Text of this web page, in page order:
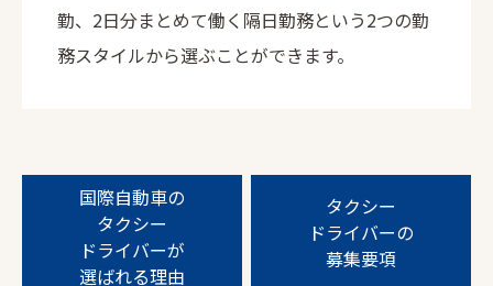
勤、2日分まとめて働く隔日勤務という2つの勤
務スタイルから選ぶことができます。
国際自動車の
タクシー
ドライバーが
選ばれる理由
タクシー
ドライバーの
募集要項